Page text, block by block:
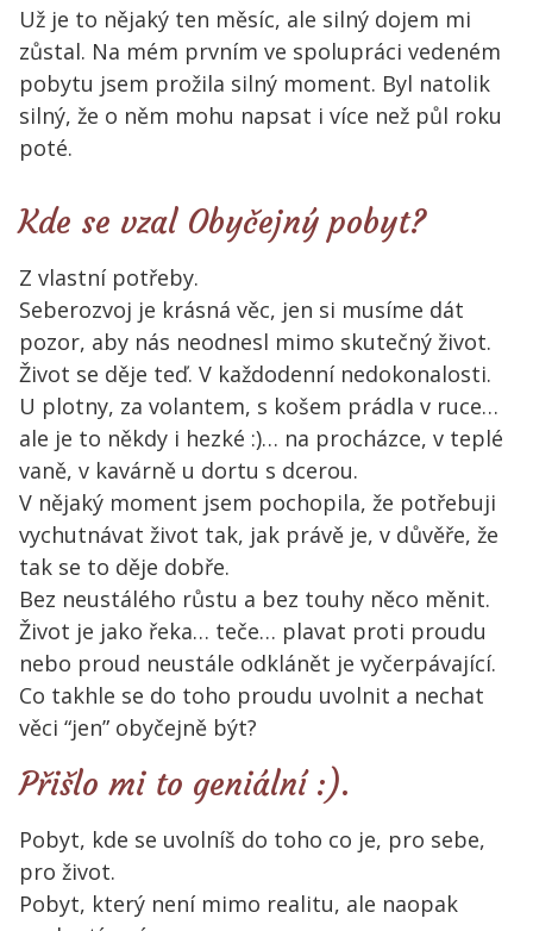
Už je to nějaký ten měsíc, ale silný dojem mi
zůstal. Na mém prvním ve spolupráci vedeném
pobytu jsem prožila silný moment. Byl natolik
silný, že o něm mohu napsat i více než půl roku
poté.
Kde se vzal Obyčejný pobyt?
Z vlastní potřeby.
Seberozvoj je krásná věc, jen si musíme dát
pozor, aby nás neodnesl mimo skutečný život.
Život se děje teď. V každodenní nedokonalosti.
U plotny, za volantem, s košem prádla v ruce…
ale je to někdy i hezké :)… na procházce, v teplé
vaně, v kavárně u dortu s dcerou.
V nějaký moment jsem pochopila, že potřebuji
vychutnávat život tak, jak právě je, v důvěře, že
tak se to děje dobře.
Bez neustálého růstu a bez touhy něco měnit.
Život je jako řeka… teče… plavat proti proudu
nebo proud neustále odklánět je vyčerpávající.
Co takhle se do toho proudu uvolnit a nechat
věci “jen” obyčejně být?
Přišlo mi to geniální :).
Pobyt, kde se uvolníš do toho co je, pro sebe,
pro život.
Pobyt, který není mimo realitu, ale naopak